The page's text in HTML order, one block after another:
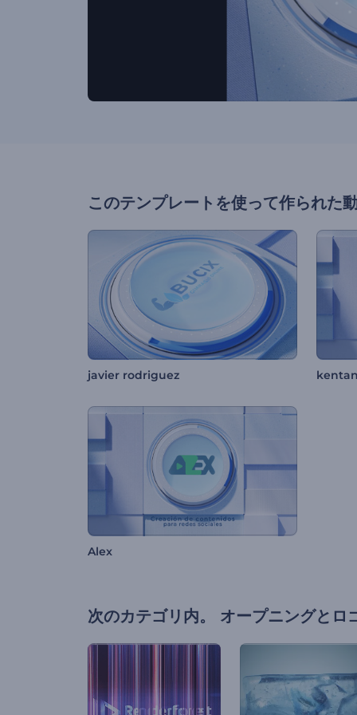
このテンプレートを使って作られた
javier rodriguez
Alex
次のカテゴリ内。 オープニングとロ